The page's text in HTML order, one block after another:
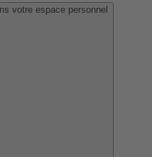
votre espace personnel